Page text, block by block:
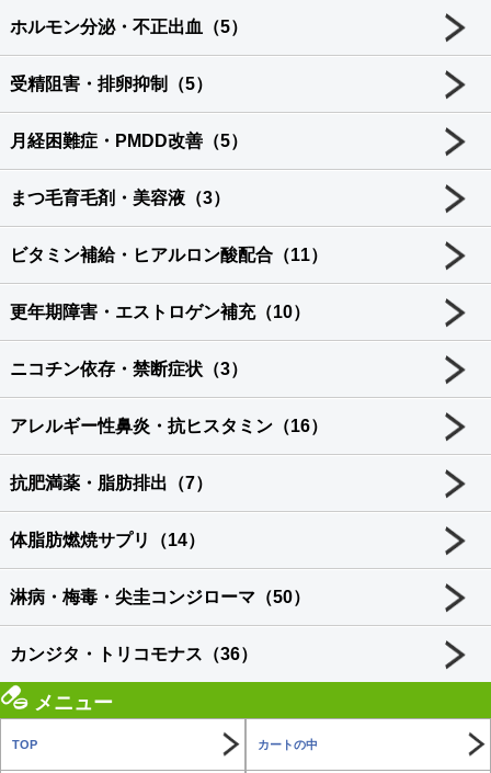
ホルモン分泌・不正出血（5）
受精阻害・排卵抑制（5）
月経困難症・PMDD改善（5）
まつ毛育毛剤・美容液（3）
ビタミン補給・ヒアルロン酸配合（11）
更年期障害・エストロゲン補充（10）
ニコチン依存・禁断症状（3）
アレルギー性鼻炎・抗ヒスタミン（16）
抗肥満薬・脂肪排出（7）
体脂肪燃焼サプリ（14）
淋病・梅毒・尖圭コンジローマ（50）
カンジタ・トリコモナス（36）
メニュー
TOP カートの中